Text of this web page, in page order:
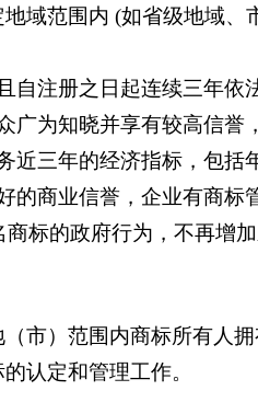
域范围内 (如省级地域
自注册之日起连续三年依
广为知晓并享有较高信
近三年的经济指标，包
的商业信誉，企业有商
商标的政府行为，不再增
市）范围内商标所有人
认定和管理工作。